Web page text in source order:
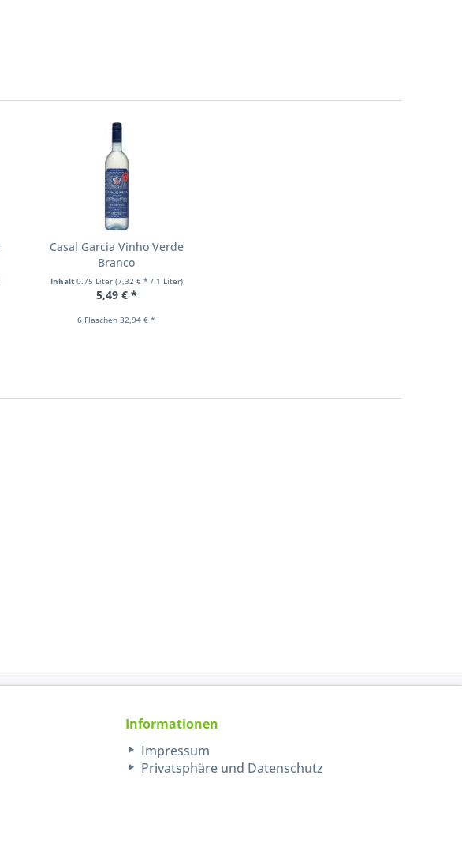
Casal Garcia Vinho Verde
Branco
Inhalt 0.75 Liter (7,32 € * / 1 Liter)
5,49 € *
6 Flaschen 32,94 € *
Informationen
Impressum
Privatsphäre und Datenschutz